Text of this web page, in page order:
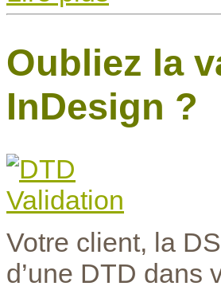
Oubliez la
InDesign ?
Votre client, la
d’une DTD dans